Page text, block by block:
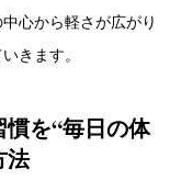
心から軽さが広がり
きます。
を“毎日の体
法